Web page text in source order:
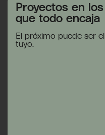
Proyectos en los
que todo encaja
El próximo puede ser el
tuyo.